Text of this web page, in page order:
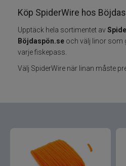
13 Fishing
Fox International
AH Baits
Ahrex
Köp SpiderWire hos
Upptäck hela sortimentet av
Böjdaspön.se och välj linor som
varje fiskepass.
Välj SpiderWire när linan måste